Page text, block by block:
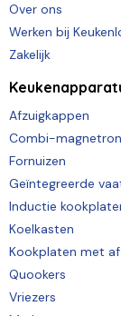
Over ons
Werken bij
Zakelijk
Afzuigkappen
Combi-
Fornuizen
Geïntegreerde
Inductie
Koelkasten
Kookplaten met
Quookers
Vriezers